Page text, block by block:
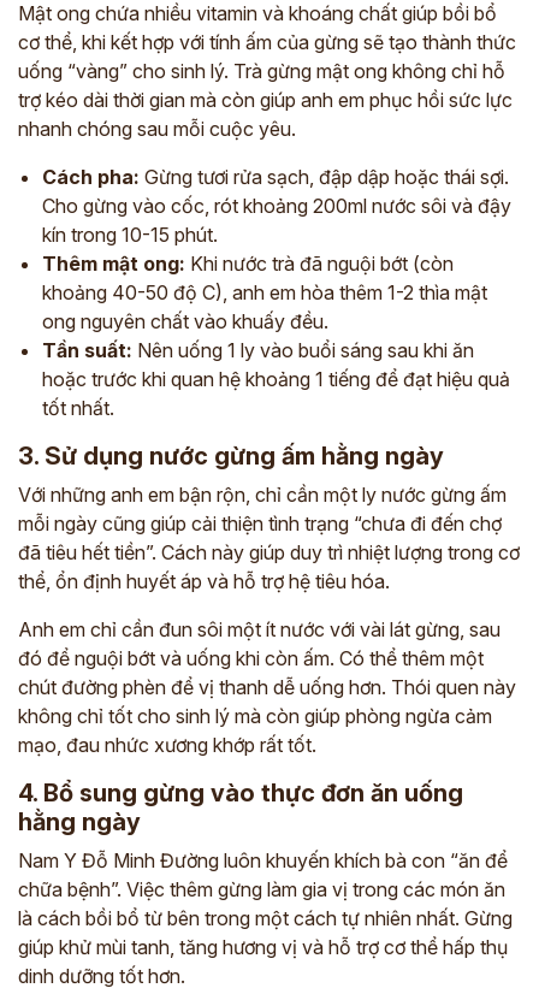
Mật ong chứa nhiều vitamin và khoáng chất giúp bồi bổ
cơ thể, khi kết hợp với tính ấm của gừng sẽ tạo thành thức
uống “vàng” cho sinh lý. Trà gừng mật ong không chỉ hỗ
trợ kéo dài thời gian mà còn giúp anh em phục hồi sức lực
nhanh chóng sau mỗi cuộc yêu.
Cách pha: Gừng tươi rửa sạch, đập dập hoặc thái sợi.
Cho gừng vào cốc, rót khoảng 200ml nước sôi và đậy
kín trong 10-15 phút.
Thêm mật ong: Khi nước trà đã nguội bớt (còn
khoảng 40-50 độ C), anh em hòa thêm 1-2 thìa mật
ong nguyên chất vào khuấy đều.
Tần suất: Nên uống 1 ly vào buổi sáng sau khi ăn
hoặc trước khi quan hệ khoảng 1 tiếng để đạt hiệu quả
tốt nhất.
3. Sử dụng nước gừng ấm hằng ngày
Với những anh em bận rộn, chỉ cần một ly nước gừng ấm
mỗi ngày cũng giúp cải thiện tình trạng “chưa đi đến chợ
đã tiêu hết tiền”. Cách này giúp duy trì nhiệt lượng trong cơ
thể, ổn định huyết áp và hỗ trợ hệ tiêu hóa.
Anh em chỉ cần đun sôi một ít nước với vài lát gừng, sau
đó để nguội bớt và uống khi còn ấm. Có thể thêm một
chút đường phèn để vị thanh dễ uống hơn. Thói quen này
không chỉ tốt cho sinh lý mà còn giúp phòng ngừa cảm
mạo, đau nhức xương khớp rất tốt.
4. Bổ sung gừng vào thực đơn ăn uống
hằng ngày
Nam Y Đỗ Minh Đường luôn khuyến khích bà con “ăn để
chữa bệnh”. Việc thêm gừng làm gia vị trong các món ăn
là cách bồi bổ từ bên trong một cách tự nhiên nhất. Gừng
giúp khử mùi tanh, tăng hương vị và hỗ trợ cơ thể hấp thụ
dinh dưỡng tốt hơn.